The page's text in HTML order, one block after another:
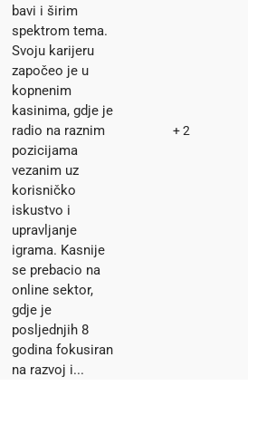
bavi i širim
spektrom tema.
Svoju karijeru
započeo je u
kopnenim
kasinima, gdje je
radio na raznim
pozicijama
vezanim uz
korisničko
iskustvo i
upravljanje
igrama. Kasnije
se prebacio na
online sektor,
gdje je
posljednjih 8
godina fokusiran
na razvoj i...
+ 2